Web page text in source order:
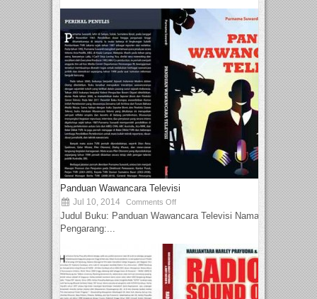
Panduan Wawancara Televisi
Jul 10, 2014 Comments Off
Judul Buku: Panduan Wawancara Televisi Nama
Pengarang:...